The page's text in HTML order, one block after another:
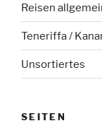
Reisen
Teneriffa /
Unsortiertes
SEITEN